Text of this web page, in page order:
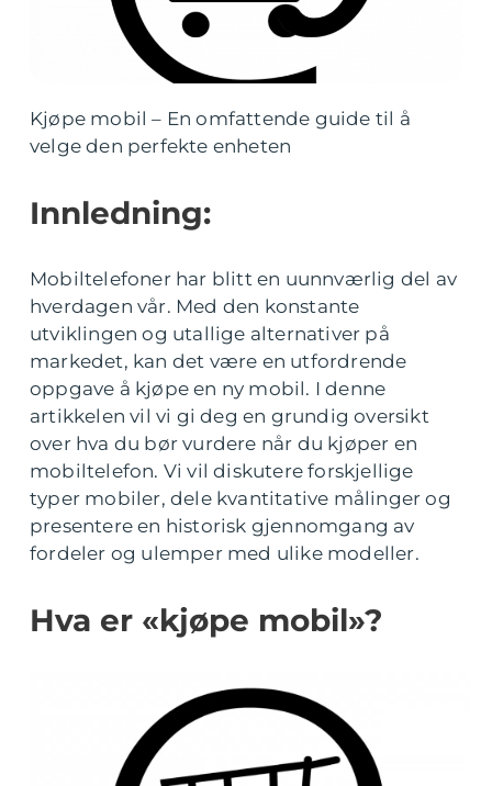
Kjøpe mobil – En omfattende guide til å
velge den perfekte enheten
Innledning:
Mobiltelefoner har blitt en uunnværlig del av
hverdagen vår. Med den konstante
utviklingen og utallige alternativer på
markedet, kan det være en utfordrende
oppgave å kjøpe en ny mobil. I denne
artikkelen vil vi gi deg en grundig oversikt
over hva du bør vurdere når du kjøper en
mobiltelefon. Vi vil diskutere forskjellige
typer mobiler, dele kvantitative målinger og
presentere en historisk gjennomgang av
fordeler og ulemper med ulike modeller.
Hva er «kjøpe mobil»?